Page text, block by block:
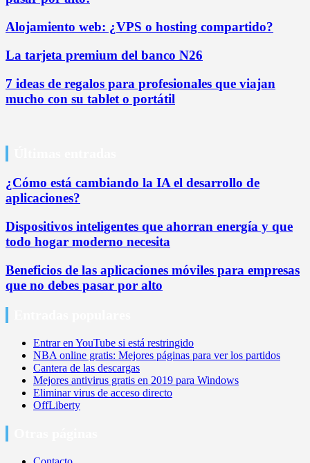
Alojamiento web: ¿VPS o hosting compartido?
La tarjeta premium del banco N26
7 ideas de regalos para profesionales que viajan
mucho con su tablet o portátil
¿Cómo está cambiando la IA el desarrollo de
aplicaciones?
Dispositivos inteligentes que ahorran energía y que
todo hogar moderno necesita
Beneficios de las aplicaciones móviles para empresas
que no debes pasar por alto
Entrar en YouTube si está restringido
NBA online gratis: Mejores páginas para ver los partidos
Cantera de las descargas
Mejores antivirus gratis en 2019 para Windows
Eliminar virus de acceso directo
OffLiberty